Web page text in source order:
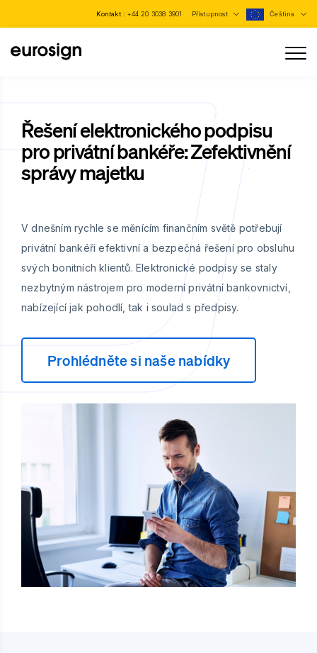
Kontakt :+44 20 3038 3901 Přístupnost Čeština
Řešení elektronického podpisu
pro privátní bankéře: Zefektivnění
správy majetku
V dnešním rychle se měnícím finančním světě potřebují
privátní bankéři efektivní a bezpečná řešení pro obsluhu
svých bonitních klientů. Elektronické podpisy se staly
nezbytným nástrojem pro moderní privátní bankovnictví,
nabízející jak pohodlí, tak i soulad s předpisy.
Prohlédněte si naše nabídky